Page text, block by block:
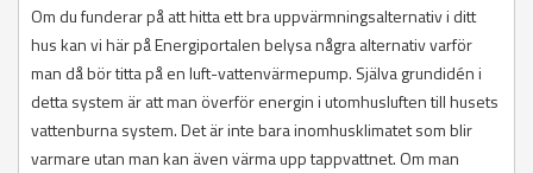
Om du funderar på att hitta ett bra uppvärmningsalternativ i ditt
hus kan vi här på Energiportalen belysa några alternativ varför
man då bör titta på en luft-vattenvärmepump. Själva grundidén i
detta system är att man överför energin i utomhusluften till husets
vattenburna system. Det är inte bara inomhusklimatet som blir
varmare utan man kan även värma upp tappvattnet. Om man